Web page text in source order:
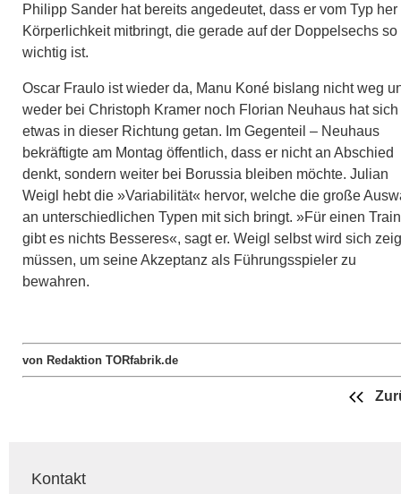
Philipp Sander hat bereits angedeutet, dass er vom Typ her
Körperlichkeit mitbringt, die gerade auf der Doppelsechs so
wichtig ist.
Oscar Fraulo ist wieder da, Manu Koné bislang nicht weg
weder bei Christoph Kramer noch Florian Neuhaus hat sich
etwas in dieser Richtung getan. Im Gegenteil – Neuhaus
bekräftigte am Montag öffentlich, dass er nicht an Abschied
denkt, sondern weiter bei Borussia bleiben möchte. Julian
Weigl hebt die »Variabilität« hervor, welche die große
an unterschiedlichen Typen mit sich bringt. »Für einen
gibt es nichts Besseres«, sagt er. Weigl selbst wird sich
müssen, um seine Akzeptanz als Führungsspieler zu
bewahren.
von Redaktion TORfabrik.de
Kontakt